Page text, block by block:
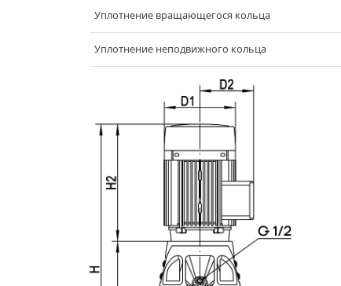
Уплотнение вращающегося кольца
Уплотнение неподвижного кольца